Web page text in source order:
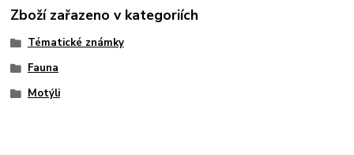
Zboží zařazeno v kategoriích
Tématické známky
Fauna
Motýli